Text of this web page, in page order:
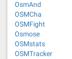
OsmAnd
OSMCha
OSMFight
Osmose
OSMstats
OSMTracker